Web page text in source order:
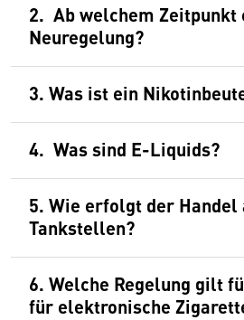
2. Ab welchem Zeitpunkt erfolgt die
Neuregelung?
3. Was ist ein
4. Was sind E-Liquids?
5. Wie erfolgt der Handel
Tankstellen?
6. Welche Regelung gilt
für elektronische